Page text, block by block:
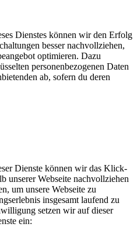
Dienstes können wir den Erfolg
besser nachvollziehen,
optimieren. Dazu
personenbezogenen Daten
ab, sofern du deren
Dienste können wir das Klick-
unserer Webseite nachvollziehen
um unsere Webseite zu
insgesamt laufend zu
setzen wir auf dieser
ein: